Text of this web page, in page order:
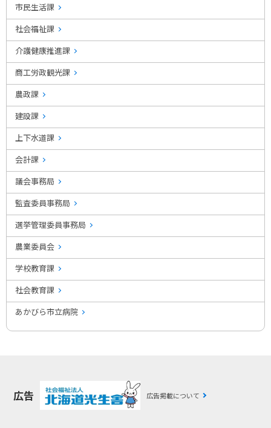
市民生活課
社会福祉課
介護健康推進課
商工労政観光課
農政課
建設課
上下水道課
会計課
議会事務局
監査委員事務局
選挙管理委員事務局
農業委員会
学校教育課
社会教育課
あかびら市立病院
広告 広告掲載について